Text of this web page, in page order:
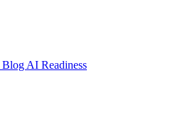
Blog AI Readiness